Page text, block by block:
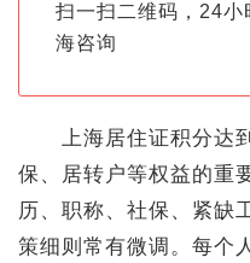
扫一扫二维码，24小
海咨询
上海居住证积分达到
保、居转户等权益的重
历、职称、社保、紧缺
策细则常有微调。每个